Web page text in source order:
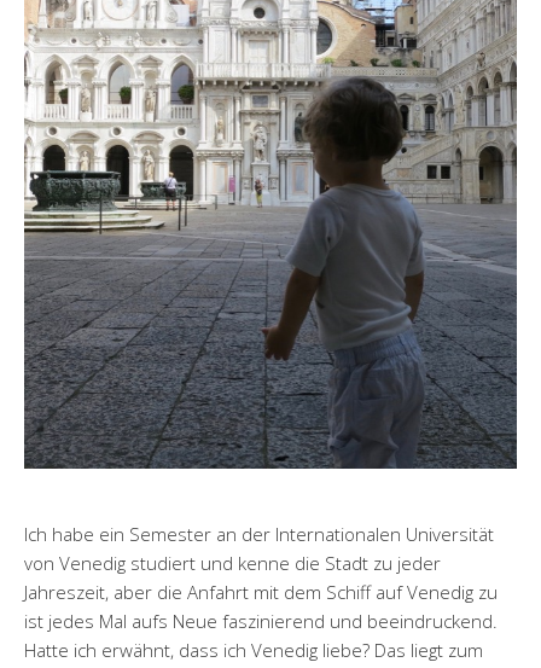
Ich habe ein Semester an der Internationalen Universität
von Venedig studiert und kenne die Stadt zu jeder
Jahreszeit, aber die Anfahrt mit dem Schiff auf Venedig zu
ist jedes Mal aufs Neue faszinierend und beeindruckend.
Hatte ich erwähnt, dass ich Venedig liebe? Das liegt zum